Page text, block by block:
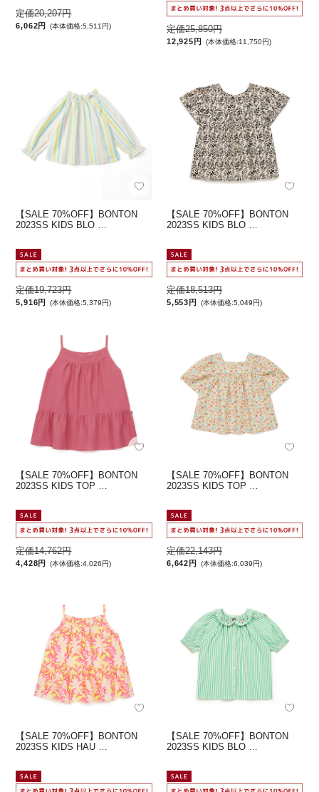
定価20,207円
6,062円 (本体価格:5,511円) 定価25,850円
12,925円 (本体価格:11,750円)
【SALE 70%OFF】BONTON
2023SS KIDS BLO …
定価19,723円
5,916円 (本体価格:5,379円)
【SALE 70%OFF】BONTON
2023SS KIDS BLO …
定価18,513円
5,553円 (本体価格:5,049円)
【SALE 70%OFF】BONTON
2023SS KIDS TOP …
定価14,762円
4,428円 (本体価格:4,026円)
【SALE 70%OFF】BONTON
2023SS KIDS TOP …
定価22,143円
6,642円 (本体価格:6,039円)
【SALE 70%OFF】BONTON
2023SS KIDS HAU …
【SALE 70%OFF】BONTON
2023SS KIDS BLO …